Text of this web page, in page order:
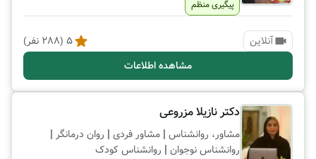
پیگیری منظم
آنلاین 5
(
288 نفر)
مشاهده اطلاعات
دکتر نازیلا مزروعی
مشاور، روانشناس | مشاور فردی | روان درمانگر |
روانشناس نوجوان | روانشناس کودک